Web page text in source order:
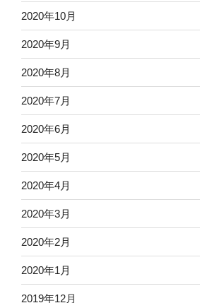
2020年10月
2020年9月
2020年8月
2020年7月
2020年6月
2020年5月
2020年4月
2020年3月
2020年2月
2020年1月
2019年12月